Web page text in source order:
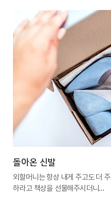
돌아온 신발
외할머니는 항상 내게 주고도 더
하라고 책상을 선물해주시더니…